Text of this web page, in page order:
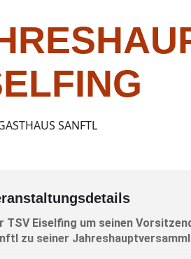
SANFTL
TSV Eiselfing um seinen
zu seiner